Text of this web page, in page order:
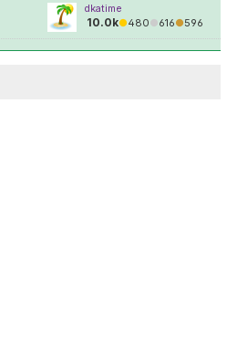
dkatime
10.0k●480●616●596